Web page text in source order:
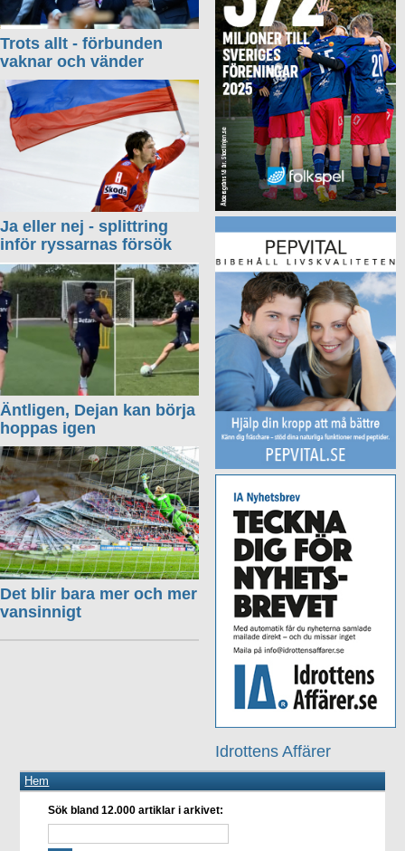
Idrottens Affärer
Trots allt - förbunden
vaknar och vänder
Ja eller nej - splittring
inför ryssarnas försök
Äntligen, Dejan kan börja
hoppas igen
Det blir bara mer och mer
vansinnigt
Hem
Sök bland 12.000 artiklar i arkivet: